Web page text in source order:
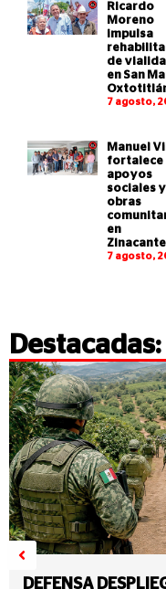
Ricardo
Moreno
impulsa
de
en San
7 agosto,
Manuel
fortalece
apoyos
sociales y
obras
en
7 agosto,
Destacadas:
DEFENSA